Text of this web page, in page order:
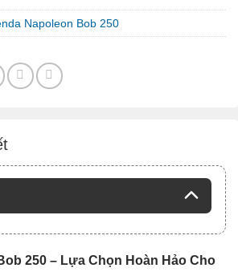
Napoleon Bob 250
250 – Lựa Chọn Hoàn Hảo Cho